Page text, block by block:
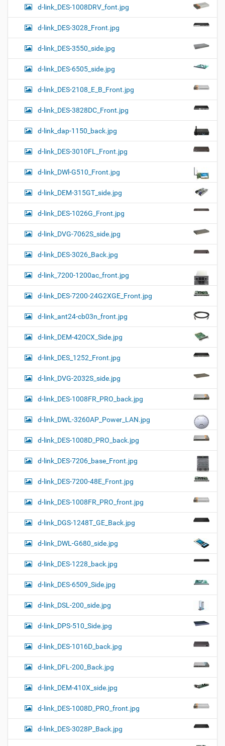
d-link_DES-1008DRV_font.jpg
d-link_DES-3028_Front.jpg
d-link_DES-3550_side.jpg
d-link_DES-6505_side.jpg
d-link_DES-2108_E_B_Front.jpg
d-link_DES-3828DC_Front.jpg
d-link_dap-1150_back.jpg
d-link_DES-3010FL_Front.jpg
d-link_DWl-G510_Front.jpg
d-link_DEM-315GT_side.jpg
d-link_DES-1026G_Front.jpg
d-link_DVG-7062S_side.jpg
d-link_DES-3026_Back.jpg
d-link_7200-1200ac_front.jpg
d-link_DES-7200-24G2XGE_Front.jpg
d-link_ant24-cb03n_front.jpg
d-link_DEM-420CX_Side.jpg
d-link_DES_1252_Front.jpg
d-link_DVG-2032S_side.jpg
d-link_DES-1008FR_PRO_back.jpg
d-link_DWL-3260AP_Power_LAN.jpg
d-link_DES-1008D_PRO_back.jpg
d-link_DES-7206_base_Front.jpg
d-link_DES-7200-48E_Front.jpg
d-link_DES-1008FR_PRO_front.jpg
d-link_DGS-1248T_GE_Back.jpg
d-link_DWL-G680_side.jpg
d-link_DES-1228_back.jpg
d-link_DES-6509_Side.jpg
d-link_DSL-200_side.jpg
d-link_DPS-510_Side.jpg
d-link_DES-1016D_back.jpg
d-link_DFL-200_Back.jpg
d-link_DEM-410X_side.jpg
d-link_DES-1008D_PRO_front.jpg
d-link_DES-3028P_Back.jpg